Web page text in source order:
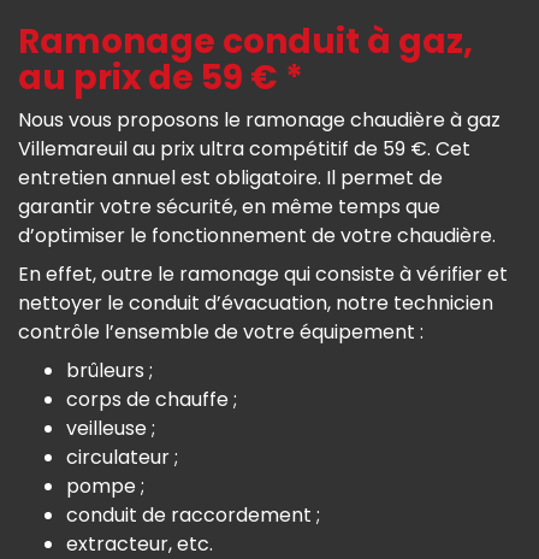
Ramonage conduit à gaz,
au prix de 59 € *
Nous vous proposons le ramonage chaudière à gaz
Villemareuil au prix ultra compétitif de 59 €. Cet
entretien annuel est obligatoire. Il permet de
garantir votre sécurité, en même temps que
d’optimiser le fonctionnement de votre chaudière.
En effet, outre le ramonage qui consiste à vérifier et
nettoyer le conduit d’évacuation, notre technicien
contrôle l’ensemble de votre équipement :
brûleurs ;
corps de chauffe ;
veilleuse ;
circulateur ;
pompe ;
conduit de raccordement ;
extracteur, etc.